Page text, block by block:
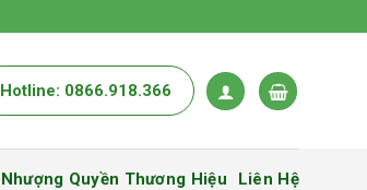
Hotline: 0866.918.366
Nhượng Quyền Thương Hiệu Liên Hệ